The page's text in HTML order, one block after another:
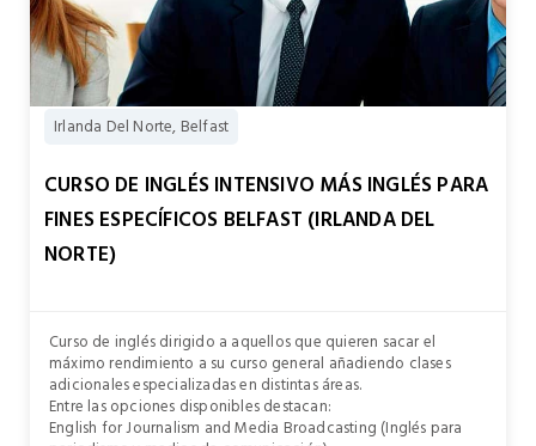
Irlanda Del Norte, Belfast
CURSO DE INGLÉS INTENSIVO MÁS INGLÉS PARA
FINES ESPECÍFICOS BELFAST (IRLANDA DEL
NORTE)
Curso de inglés dirigido a aquellos que quieren sacar el
máximo rendimiento a su curso general añadiendo clases
adicionales especializadas en distintas áreas.
Entre las opciones disponibles destacan:
English for Journalism and Media Broadcasting (Inglés para